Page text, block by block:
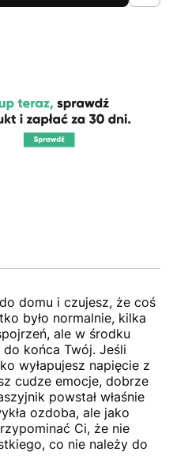
domu i czujesz, że coś
było normalnie, kilka
ale w środku
końca Twój. Jeśli
wyłapujesz napięcie z
cudze emocje, dobrze
powstał właśnie
ozdoba, ale jako
Ci, że nie
co nie należy do